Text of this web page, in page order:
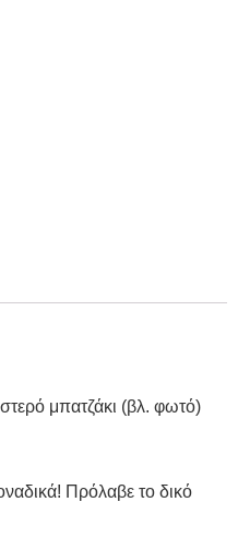
μπατζάκι (βλ. φωτό)
Πρόλαβε το δικό